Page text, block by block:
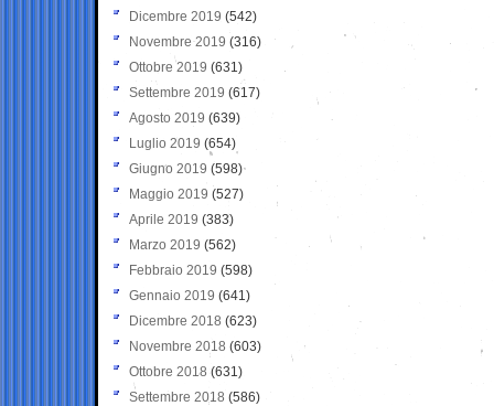
Dicembre 2019 (542)
Novembre 2019 (316)
Ottobre 2019 (631)
Settembre 2019 (617)
Agosto 2019 (639)
Luglio 2019 (654)
Giugno 2019 (598)
Maggio 2019 (527)
Aprile 2019 (383)
Marzo 2019 (562)
Febbraio 2019 (598)
Gennaio 2019 (641)
Dicembre 2018 (623)
Novembre 2018 (603)
Ottobre 2018 (631)
Settembre 2018 (586)